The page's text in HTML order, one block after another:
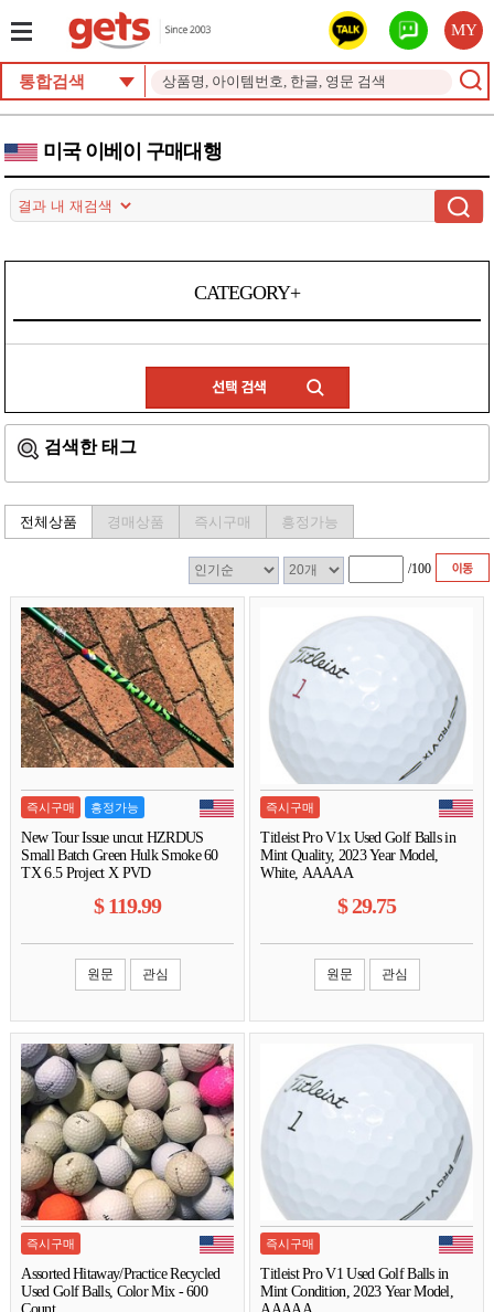
MY
통합검색
미국 이베이 구매대행
CATEGORY+
검색한 태그
전체상품 경매상품 즉시구매 흥정가능
/100
즉시구매 흥정가능
New Tour Issue uncut HZRDUS
Small Batch Green Hulk Smoke 60
TX 6.5 Project X PVD
$119.99
원문 관심
즉시구매
Titleist Pro V1x Used Golf Balls in
Mint Quality, 2023 Year Model,
White, AAAAA
$29.75
원문 관심
즉시구매
Assorted Hitaway/Practice Recycled
Used Golf Balls, Color Mix - 600
즉시구매
Titleist Pro V1 Used Golf Balls in
Mint Condition, 2023 Year Model,